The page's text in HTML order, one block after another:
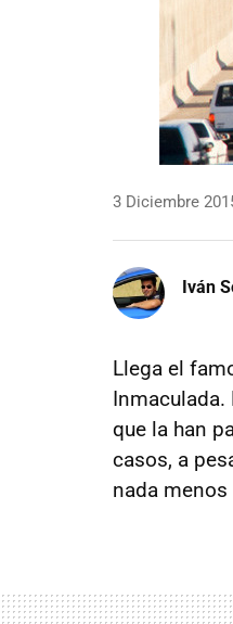
3 Diciembre
Iván
Llega el
que la han
casos, a
nada